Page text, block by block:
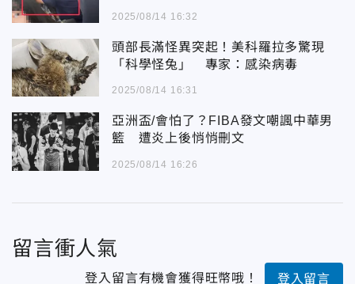
2025/08/14 16:32
頭部長滿怪異突起！美科羅拉多驚現
「科學怪兔」 專家：感染病毒
2025/08/14 16:31
亞洲盃/會怕了？FIBA發文嘲諷中華男
籃 遭炎上後悄悄刪文
2025/08/14 16:26
留言衝人氣
登入留言有機會獲得旺幣哦！ 登入留言